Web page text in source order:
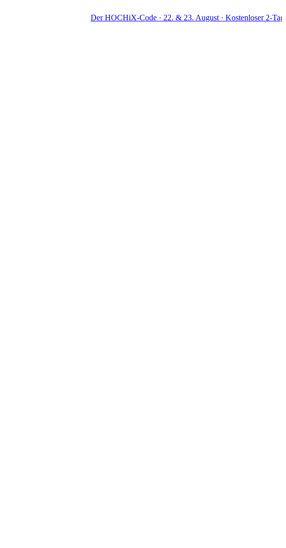
Der HOCHiX-Code · 22. & 23. August · Kostenloser 2-Tage-